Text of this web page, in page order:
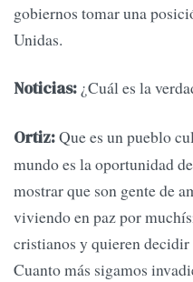
gobiernos tomar una
Unidas.
Noticias: ¿Cuál es la
Ortiz:Que es un pueblo
mundo es la oportunidad
mostrar que son gente de
viviendo en paz por
cristianos y quieren
Cuanto más sigamos